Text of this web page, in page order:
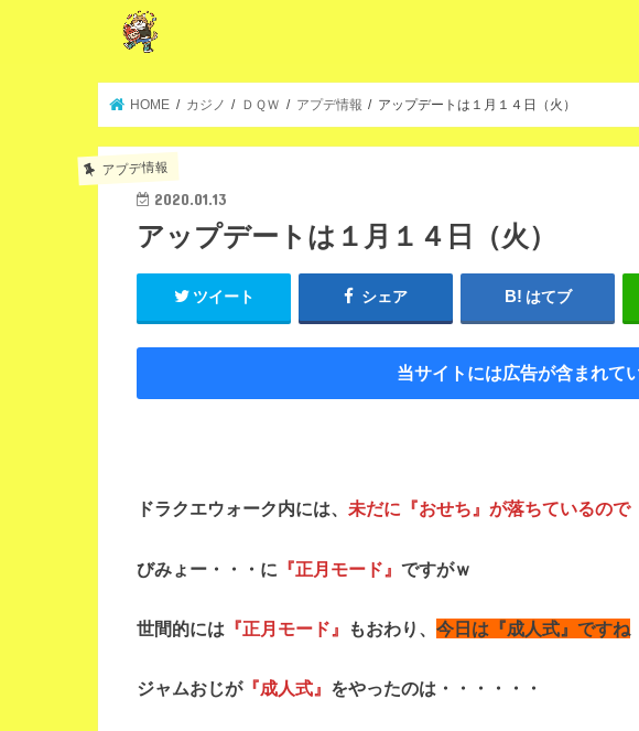
HOME カジノ ＤＱＷ アプデ情報 アップデートは１月１４日（火）
アプデ情報
2020.01.13
アップデートは１月１４日（火）
ツイート シェア はてブ
当サイトには広告が含まれて
ドラクエウォーク内には、 未だに『おせち』が落ちているので
びみょー・・・に 『正月モード』 ですがｗ
世間的には 『正月モード』 もおわり、 今日は『成人式』ですね
ジャムおじが『成人式』 をやったのは・・・・・・